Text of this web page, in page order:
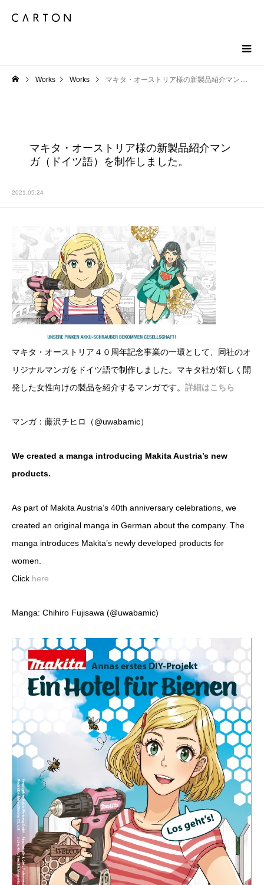
Works Works マキタ・オーストリア様の新製品紹介マンガ（ドイツ語）を制作しました。
マキタ・オーストリア様の新製品紹介マン
ガ（ドイツ語）を制作しました。
2021.05.24
マキタ・オーストリア４０周年記念事業の一環として、同社のオ
リジナルマンガをドイツ語で制作しました。マキタ社が新しく開
発した女性向けの製品を紹介するマンガです。 詳細はこちら
マンガ：藤沢チヒロ（@uwabamic）
We created a manga introducing Makita Austria’s new
products.
As part of Makita Austria’s 40th anniversary celebrations, we
created an original manga in German about the company. The
manga introduces Makita’s newly developed products for
women.
Click here
Manga: Chihiro Fujisawa (@uwabamic)